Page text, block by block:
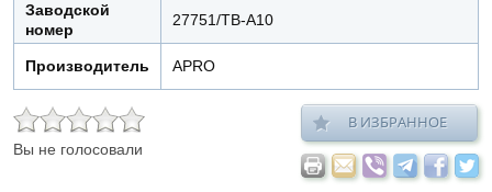
Заводской
номер
27751/TB-A10
Производитель APRO
Вы не голосовали
В ИЗБРАННОЕ